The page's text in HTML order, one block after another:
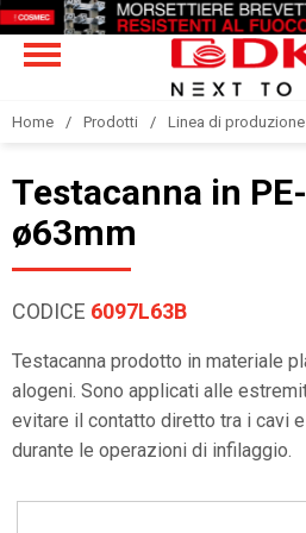
Home Prodotti Linea di
Testacanna in
ø63mm
CODICE 6097L63B
Testacanna prodotto in materiale
alogeni. Sono applicati alle
evitare il contatto diretto tra i cavi
durante le operazioni di infilaggio.